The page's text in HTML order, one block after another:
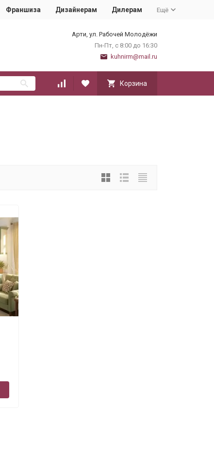
Франшиза Дизайнерам Дилерам Ещё
Арти, ул. Рабочей Молодёжи
Пн-Пт, с 8:00 до 16:30
kuhnirm@mail.ru
Корзина